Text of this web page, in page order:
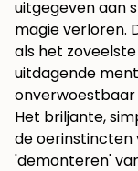
uitgegeven aan
magie verloren.
als het
uitdagende
onverwoestbaar
Het briljante,
de oerinstincten
'demonteren'